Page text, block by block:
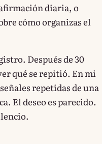
diaria, o
cómo organizas el
Después de 30
qué se repitió. En mi
repetidas de una
El deseo es parecido.